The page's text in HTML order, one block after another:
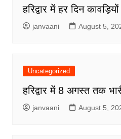
हरिद्वार में हर दिन
janvaani August 5,
Uncategorized
हरिद्वार में 8 अगस्त तक
janvaani August 5,